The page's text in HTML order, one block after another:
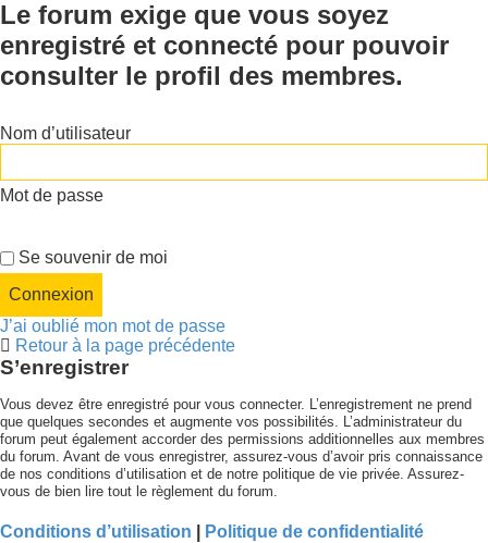
Le forum exige que vous soyez
enregistré et connecté pour pouvoir
consulter le profil des membres.
Nom d’utilisateur
Mot de passe
Se souvenir de moi
J’ai oublié mon mot de passe
Retour à la page précédente
S’enregistrer
Vous devez être enregistré pour vous connecter. L’enregistrement ne prend
que quelques secondes et augmente vos possibilités. L’administrateur du
forum peut également accorder des permissions additionnelles aux membres
du forum. Avant de vous enregistrer, assurez-vous d’avoir pris connaissance
de nos conditions d’utilisation et de notre politique de vie privée. Assurez-
vous de bien lire tout le règlement du forum.
Conditions d’utilisation Politique de confidentialité